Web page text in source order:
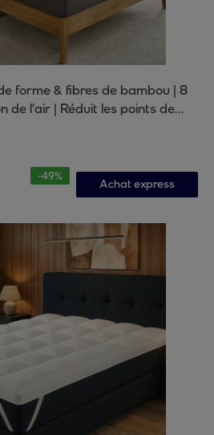
forme & fibres de bambou | 8
de l'air | Réduit les points de
-49%
Achat express